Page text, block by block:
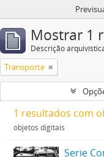
Mostrar 1
Descrição
Transporte
1 resultados com
objetos digitais